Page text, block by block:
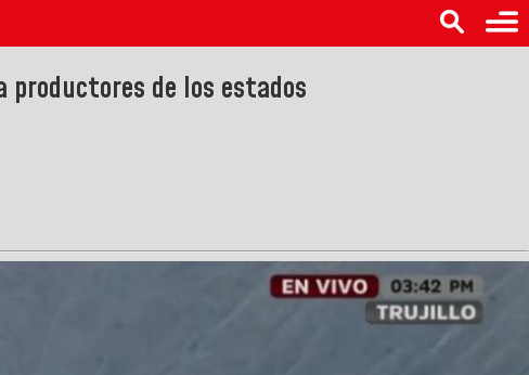
productores de los estados